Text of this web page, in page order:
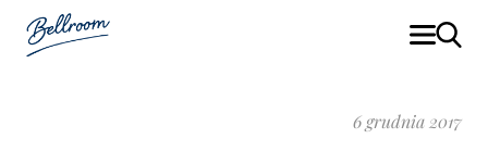
6 grudnia 2017